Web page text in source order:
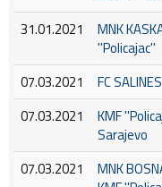
31.01.2021
MNK
''Policajac''
07.03.2021
FC
07.03.2021
KMF
Sarajevo
07.03.2021
MNK